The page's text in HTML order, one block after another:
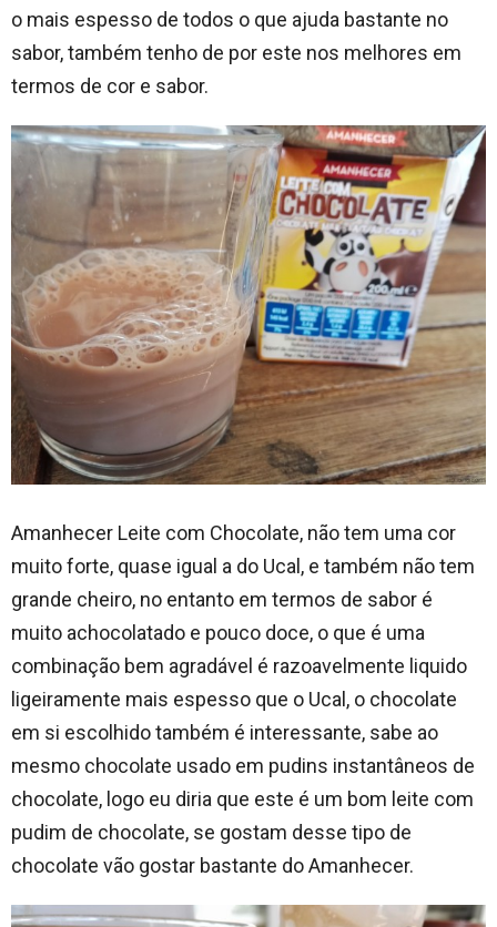
o mais espesso de todos o que ajuda bastante no
sabor, também tenho de por este nos melhores em
termos de cor e sabor.
Amanhecer Leite com Chocolate, não tem uma cor
muito forte, quase igual a do Ucal, e também não tem
grande cheiro, no entanto em termos de sabor é
muito achocolatado e pouco doce, o que é uma
combinação bem agradável é razoavelmente liquido
ligeiramente mais espesso que o Ucal, o chocolate
em si escolhido também é interessante, sabe ao
mesmo chocolate usado em pudins instantâneos de
chocolate, logo eu diria que este é um bom leite com
pudim de chocolate, se gostam desse tipo de
chocolate vão gostar bastante do Amanhecer.